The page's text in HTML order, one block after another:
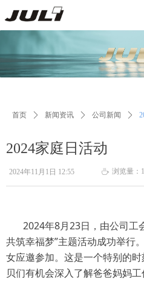
2024家庭日活动
首页 ꄲ 新闻资讯 ꄲ 公司新闻 ꄲ
2024年8月23日，由公司工
共筑幸福梦”主题活动成功举行
女应邀参加。这是一个特别的
贝们有机会深入了解爸爸妈妈工
2024年11月1日 12:55 ꄘ 浏览量：